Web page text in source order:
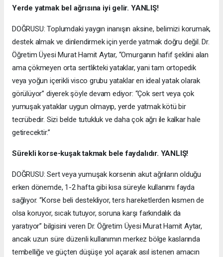
Yerde yatmak bel ağrısına iyi gelir. YANLIŞ!
DOĞRUSU: Toplumdaki yaygın inanışın aksine, belimizi korumak,
destek almak ve dinlendirmek için yerde yatmak doğru değil. Dr.
Öğretim Üyesi Murat Hamit Aytar, “Omurganın hafif şeklini alan
ama çökmeyen orta sertlikteki yataklar, yani tam ortopedik
veya yoğun içerikli visco grubu yataklar en ideal yatak olarak
görülüyor” diyerek şöyle devam ediyor: “Çok sert veya çok
yumuşak yataklar uygun olmayıp, yerde yatmak kötü bir
tecrübedir. Sizi belde tutukluk ve daha çok ağrı ile kalkar hale
getirecektir.”
Sürekli korse-kuşak takmak bele faydalıdır. YANLIŞ!
DOĞRUSU: Sert veya yumuşak korsenin akut ağrıların olduğu
erken dönemde, 1-2 hafta gibi kısa süreyle kullanımı fayda
sağlıyor. “Korse beli destekliyor, ters hareketlerden kısmen de
olsa koruyor, sıcak tutuyor, soruna karşı farkındalık da
yaratıyor” bilgisini veren Dr. Öğretim Üyesi Murat Hamit Aytar,
ancak uzun süre düzenli kullanımın merkez bölge kaslarında
tembelliğe ve güçten düşüşe yol açarak asıl istenen amacın